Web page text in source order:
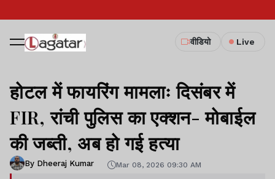
वीडियो Live
होटल में फायरिंग मामलाः दिसंबर में
FIR, रांची पुलिस का एक्शन- मोबाईल
की जब्ती, अब हो गई हत्या
By Dheeraj Kumar Mar 08, 2026 09:30 AM